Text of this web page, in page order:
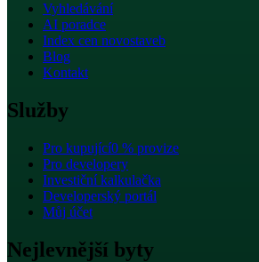
Vyhledávání
AI poradce
Index cen novostaveb
Blog
Kontakt
Služby
Pro kupující0 % provize
Pro developery
Investiční kalkulačka
Developerský portál
Můj účet
Nejlevnější byty